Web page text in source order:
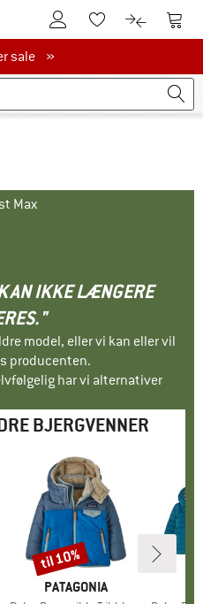
Til kundekontoenTil huskesedlen.
Til Til
salesale »
Max
IKKE LÆNGERE
model, eller vi kan eller vil
producenten.
har vi alternativer
BJERGVENNER
MÆRKE
PATAGONIA
Rabat
til 10%